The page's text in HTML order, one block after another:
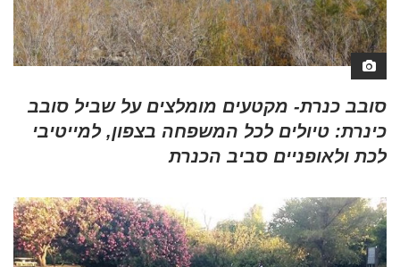
סובב כנרת- מקטעים מומלצים על שביל סובב
כינרת: טיולים לכל המשפחה בצפון, למייטיבי
לכת ולאופניים סביב הכנרת